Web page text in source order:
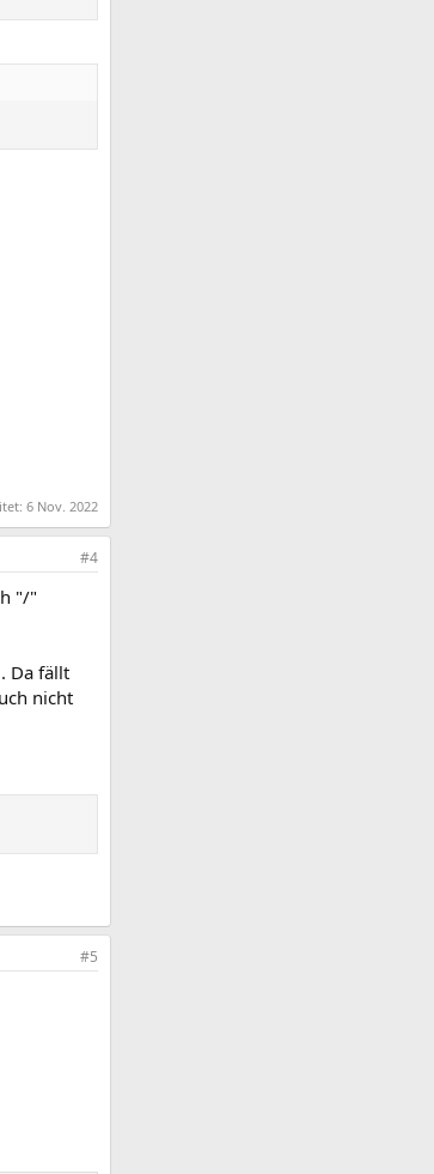
6 Nov. 2022
#4
"/"
Da fällt
nicht
#5